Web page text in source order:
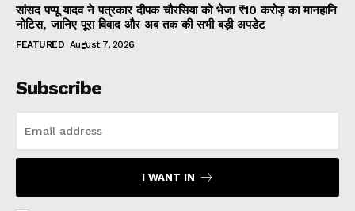
सांसद पप्पू यादव ने पत्रकार दीपक चौरसिया को भेजा ₹10 करोड़ का मानहानि
नोटिस, जानिए पूरा विवाद और अब तक की सभी बड़ी अपडेट
FEATURED August 7, 2026
Subscribe
I WANT IN